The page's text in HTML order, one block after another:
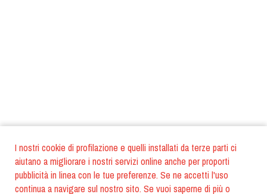
I nostri cookie di profilazione e quelli installati da terze parti ci
aiutano a migliorare i nostri servizi online anche per proporti
pubblicità in linea con le tue preferenze. Se ne accetti l'uso
continua a navigare sul nostro sito. Se vuoi saperne di più o